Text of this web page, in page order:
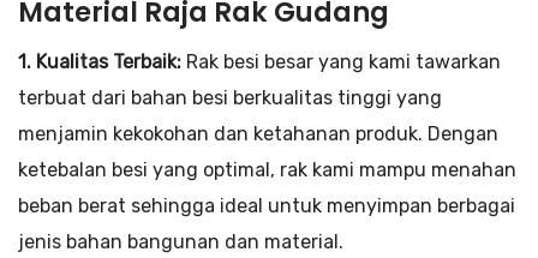
Material Raja Rak Gudang
1. Kualitas Terbaik: Rak besi besar yang kami tawarkan
terbuat dari bahan besi berkualitas tinggi yang
menjamin kekokohan dan ketahanan produk. Dengan
ketebalan besi yang optimal, rak kami mampu menahan
beban berat sehingga ideal untuk menyimpan berbagai
jenis bahan bangunan dan material.